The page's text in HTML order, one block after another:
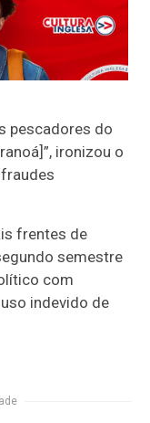
pescadores do
ironizou o
frentes de
semestre
com
indevido de